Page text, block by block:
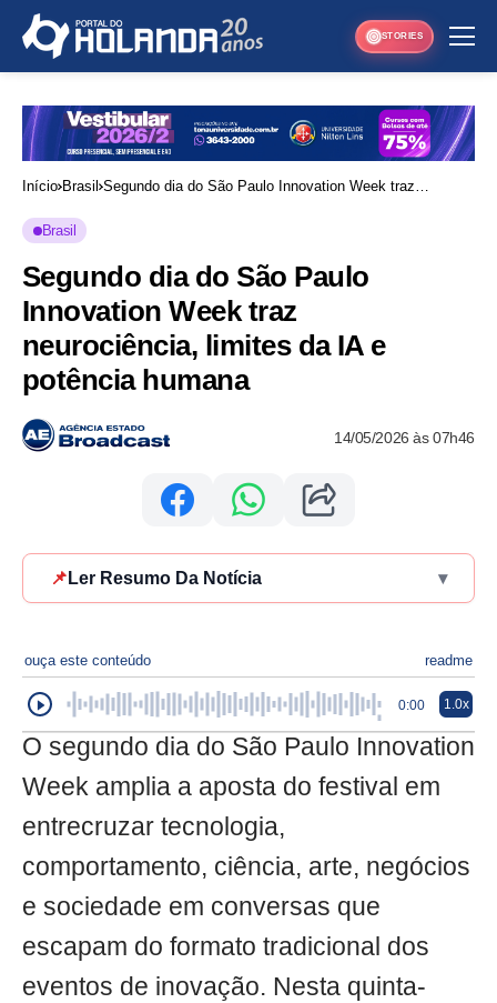
STORIES
Início Brasil Segundo dia do São Paulo Innovation Week traz
Brasil
Segundo dia do São Paulo
Innovation Week traz
neurociência, limites da IA e
potência humana
14/05/2026 às 07h46
📌 Ler Resumo Da Notícia ▾
ouça este conteúdo readme
0:00 1.0x
O segundo dia do São Paulo Innovation
Week amplia a aposta do festival em
entrecruzar tecnologia,
comportamento, ciência, arte, negócios
e sociedade em conversas que
escapam do formato tradicional dos
eventos de inovação. Nesta quinta-